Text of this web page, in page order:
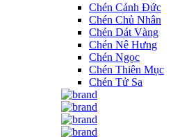
Chén Cảnh Đức
Chén Chủ Nhân
Chén Dát Vàng
Chén Nê Hưng
Chén Ngọc
Chén Thiên Mục
Chén Tử Sa